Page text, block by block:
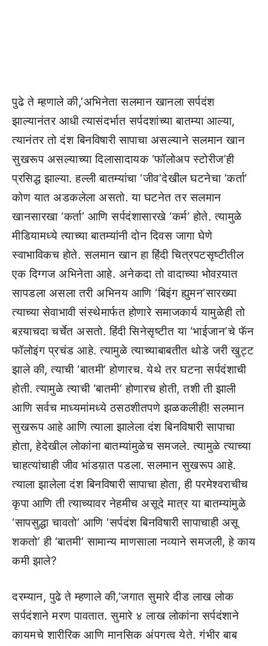
पुढे ते म्हणाले की,’अभिनेता सलमान खानला सर्पदंश
झाल्यानंतर आधी त्यासंदर्भात सर्पदशांच्या बातम्या आल्या,
त्यानंतर तो दंश बिनविषारी सापाचा असल्याने सलमान खान
सुखरूप असल्याच्या दिलासादायक ‘फॉलोअप स्टोरीज’ही
प्रसिद्ध झाल्या. हल्ली बातम्यांचा ‘जीव’देखील घटनेचा ‘कर्ता’
कोण यात अडकलेला असतो. या घटनेत तर सलमान
खानसारखा ‘कर्ता’ आणि सर्पदंशासारखे ‘कर्म’ होते. त्यामुळे
मीडियामध्ये त्याच्या बातम्यांनी दोन दिवस जागा घेणे
स्वाभाविकच होते. सलमान खान हा हिंदी चित्रपटसृष्टीतील
एक दिग्गज अभिनेता आहे. अनेकदा तो वादाच्या भोवऱयात
सापडला असला तरी अभिनय आणि ‘बिइंग ह्युमन’सारख्या
त्याच्या सेवाभावी संस्थेमार्फत होणारे समाजकार्य यामुळेही तो
बऱयाचदा चर्चेत असतो. हिंदी सिनेसृष्टीत या ‘भाईजान’चे फॅन
फॉलोइंग प्रचंड आहे. त्यामुळे त्याच्याबाबतीत थोडे जरी खुट्ट
झाले की, त्याची ‘बातमी’ होणारच. येथे तर घटना सर्पदंशाची
होती. त्यामुळे त्याची ‘बातमी’ होणारच होती, तशी ती झाली
आणि सर्वच माध्यमांमध्ये ठसठशीतपणे झळकलीही! सलमान
सुखरूप आहे आणि त्याला झालेला दंश बिनविषारी सापाचा
होता, हेदेखील लोकांना बातम्यांमुळेच समजले. त्यामुळे त्याच्या
चाहत्यांचाही जीव भांडय़ात पडला. सलमान सुखरूप आहे.
त्याला झालेला दंश बिनविषारी सापाचा होता, ही परमेश्वराचीच
कृपा आणि ती त्याच्यावर नेहमीच असूदे मात्र या बातम्यांमुळे
‘सापसुद्धा चावतो’ आणि ‘सर्पदंश बिनविषारी सापाचाही असू
शकतो’ ही ‘बातमी’ सामान्य माणसाला नव्याने समजली, हे काय
कमी झाले?
दरम्यान, पुढे ते म्हणाले की,’जगात सुमारे दीड लाख लोक
सर्पदंशाने मरण पावतात. सुमारे ४ लाख लोकांना सर्पदंशाने
कायमचे शारीरिक आणि मानसिक अंपगत्व येते. गंभीर बाब